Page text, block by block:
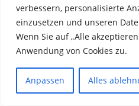
verbessern, personalisierte
einzusetzen und unseren
Wenn Sie auf „Alle
Anwendung von Cookies zu.
Anpassen Alles
Geheimwaffe für
Kriegsführung und
eingehende Analyse von
Bannerlord
Titanium Raiders: Auf den
ultimative
Forza Horizon 5 Rally